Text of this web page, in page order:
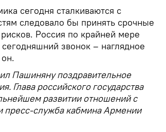
сегодня сталкиваются с
следовало бы принять срочные
Россия по крайней мере
звонок – наглядное
Пашиняну поздравительное
Глава российского государства
развитии отношений с
служба кабмина Армении